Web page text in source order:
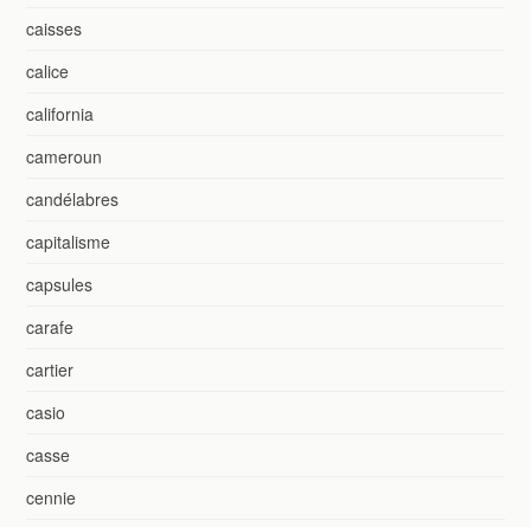
caisses
calice
california
cameroun
candélabres
capitalisme
capsules
carafe
cartier
casio
casse
cennie